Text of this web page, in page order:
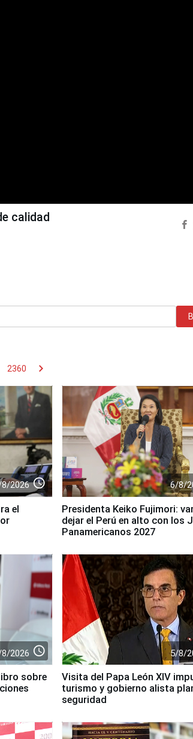
calidad
2360 chevron_right
2026 access_time
el
6/8/
Presidenta Keiko Fujimori:
dejar el Perú en alto con los
Panamericanos 2027
2026 access_time
sobre
5/8/
Visita del Papa León XIV
turismo y gobierno alista
seguridad